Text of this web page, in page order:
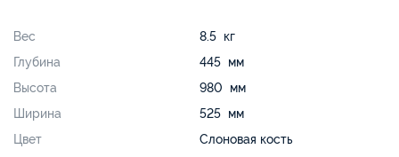
Вес
8.5 кг
Глубина
445 мм
Высота
980 мм
Ширина
525 мм
Цвет
Слоновая кость